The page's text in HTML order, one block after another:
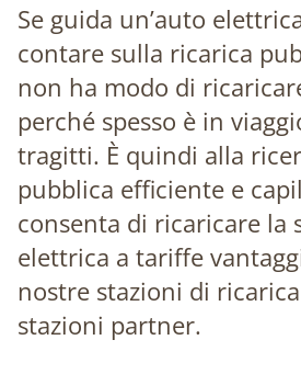
Se guida un’auto
contare sulla ricarica
non ha modo di
perché spesso è in
tragitti. È quindi alla
pubblica efficiente e
consenta di ricaricare la
elettrica a tariffe
nostre stazioni di
stazioni partner.